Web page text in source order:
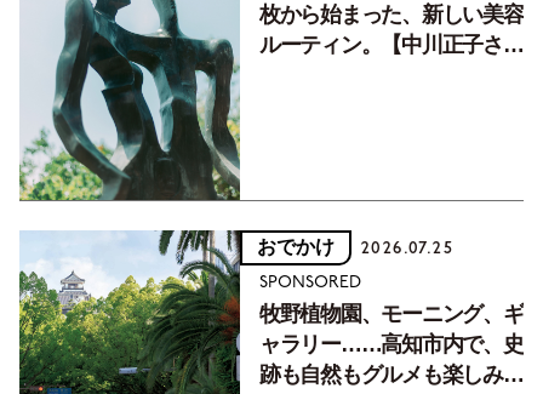
枚から始まった、新しい美容
ルーティン。【中川正子さん
おでかけ 2026.07.25
SPONSORED
牧野植物園、モーニング、ギ
ャラリー……高知市内で、史
跡も自然もグルメも楽しみ尽